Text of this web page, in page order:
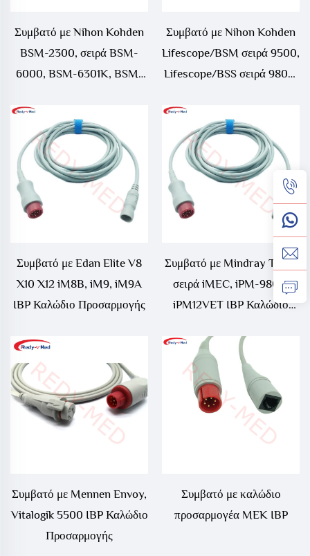
Συμβατό με Nihon Kohden
BSM-2300, σειρά BSM-
6000, BSM-6301K, BSM-
9101K, Life Scope J, Life
Scope TR IBP Καλώδιο
Συμβατό με Nihon Kohden
Lifescope/BSM σειρά 9500,
Lifescope/BSS σειρά 9800,
Προσαρμογέας καλωδίου
Συμβατό με Edan Elite V8
X10 X12 iM8B, iM9, iM9A
IBP Καλώδιο Προσαρμογής
Συμβατό με Mindray T5 T8
σειρά iMEC, iPM-9800,
iPM12VET IBP Καλώδιο
Συμβατό με Mennen Envoy,
Vitalogik 5500 IBP Καλώδιο
Προσαρμογής
Συμβατό με καλώδιο
προσαρμογέα MEK IBP